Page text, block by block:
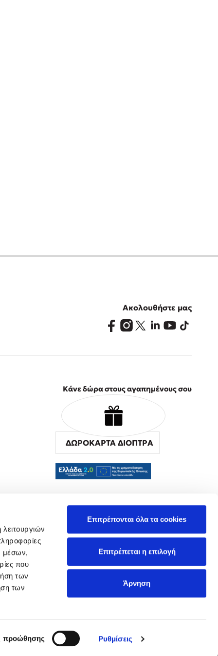
μέσων,
που
των
των
προώθησης Ρυθμίσεις
Επιτρέπονται όλα τα cookies
Επιτρέπεται η επιλογή
Άρνηση
Ακολουθήστε μας
Κάνε δώρα στους αγαπημένους σου
ΔΩΡΟΚΑΡΤΑ ΔΙΟΠΤΡΑ